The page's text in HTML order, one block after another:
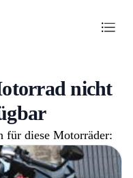
nicht
für diese Motorräder: